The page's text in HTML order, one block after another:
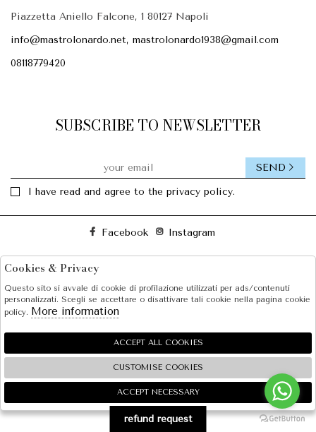
Piazzetta Aniello Falcone, 1 80127 Napoli
info@mastrolonardo.net, mastrolonardo1938@gmail.com
08118779420
SUBSCRIBE TO NEWSLETTER
I have read and agree to the privacy policy.
SEND
Facebook Instagram
SHOPPING
EXTRA
gruppo Zucchetti
🍪
refund request
Cookies & Privacy
Questo sito si avvale di cookie di profilazione utilizzati per ads/contenuti
personalizzati. Scegli se accettare o disattivare tali cookie nella pagina cookie
policy. More information
ACCEPT ALL COOKIES
CUSTOMISE COOKIES
ACCEPT NECESSARY